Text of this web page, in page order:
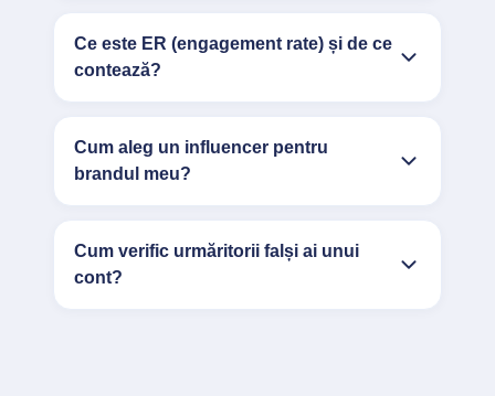
Ce este ER (engagement rate) și de ce
contează?
Cum aleg un influencer pentru
brandul meu?
Cum verific urmăritorii falși ai unui
cont?